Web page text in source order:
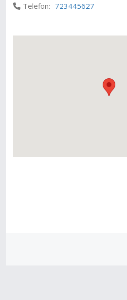
Telefon: 723445627